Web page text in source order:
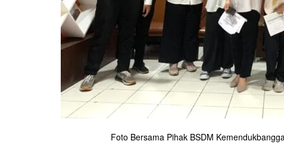
Foto Bersama Pihak BSDM